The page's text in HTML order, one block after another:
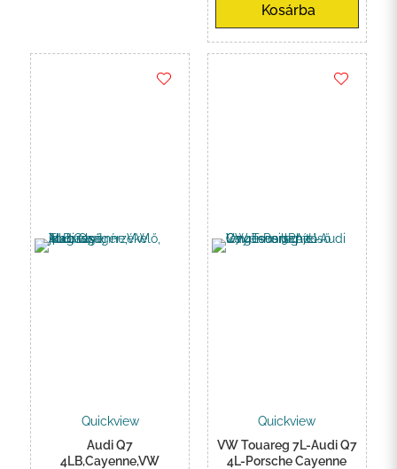
.000 Ft
Kosárba
Quickview
Audi Q7
4LB,Cayenne,VW
Quickview
VW Touareg 7L-Audi Q7
4L-Porsche Cayenne